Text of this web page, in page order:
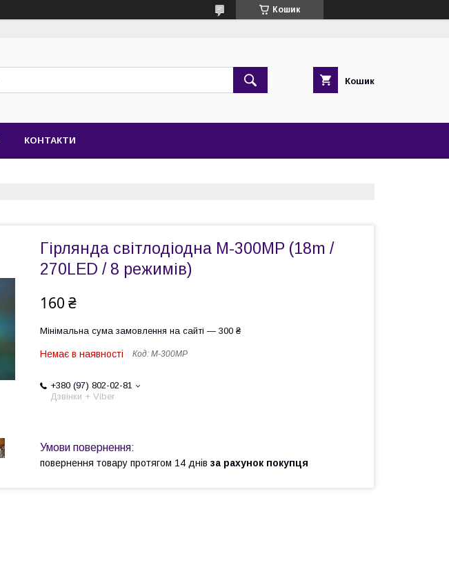
Кошик
Кошик
КОНТАКТИ
Гірлянда світлодіодна M-300MP (18m /
270LED / 8 режимів)
160 ₴
Мінімальна сума замовлення на сайті — 300 ₴
Немає в наявності Код: M-300MP
+380 (97) 802-02-81
Дзвінки + Viber
повернення товару протягом 14 днів за рахунок покупця